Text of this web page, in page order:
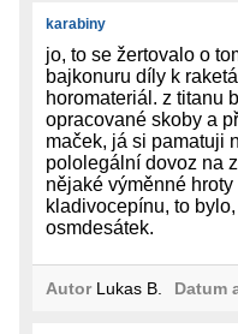
karabiny
jo, to se žertovalo o
bajkonuru díly k
horomateriál. z titanu
opracované skoby a
maček, já si pamatuji
pololegální dovoz na
nějaké výměnné
kladivocepínu, to
osmdesátek.
AutorLukas B. Datum